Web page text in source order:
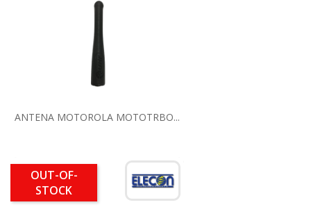
ANTENA MOTOROLA MOTOTRBO...
OUT-OF-
STOCK